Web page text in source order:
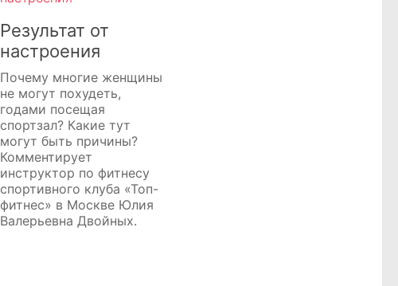
Результат от
настроения
Почему многие женщины
не могут похудеть,
годами посещая
спортзал? Какие тут
могут быть причины?
Комментирует
инструктор по фитнесу
спортивного клуба «Топ-
фитнес» в Москве Юлия
Валерьевна Двойных.